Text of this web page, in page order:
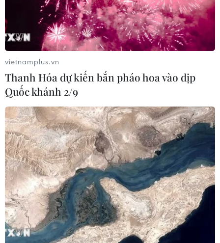
vietnamplus.vn
Thanh Hóa dự kiến bắn pháo hoa vào dịp
Quốc khánh 2/9